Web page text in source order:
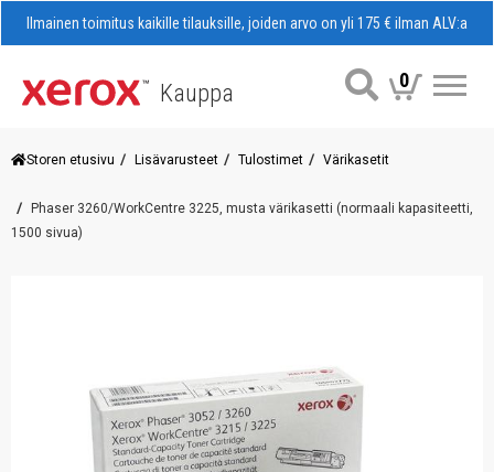
Ilmainen toimitus kaikille tilauksille, joiden arvo on yli 175 € ilman ALV:a
Kauppa 0
Storen etusivu Lisävarusteet Tulostimet Värikasetit
Phaser 3260/WorkCentre 3225, musta värikasetti (normaali kapasiteetti,
1500 sivua)